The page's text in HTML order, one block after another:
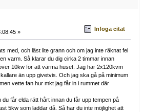
» Infoga citat
med, och läst lite grann och om jag inte räknat fel
varm. Så klarar du dig cirka 2 timmar innan
10kw för att värma huset. Jag har 2x120kvm
än upp givetvis. Och jag ska gå på minimum
vette fan hur mkt jag får in i rummet där
får elda rätt hårt innan du får upp tempen på
5kw som laddar då. Så har du inte möjlighet att